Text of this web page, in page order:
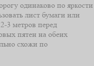
одинаково по яркости
лист бумаги или
3 метров перед
пятен на обеих
схожи по